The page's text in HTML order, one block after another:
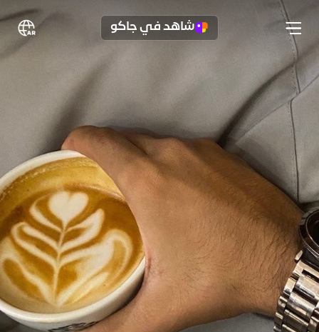
شاهد في جاكو